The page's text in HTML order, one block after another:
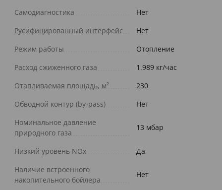
Самодиагностика
Нет
Русифицированный интерфейс
Нет
Режим работы
Отопление
Расход сжиженного газа
1.989 кг/час
Отапливаемая площадь, м²
230
Обводной контур (by-pass)
Нет
Номинальное давление
природного газа
13 мбар
Низкий уровень NOx
Да
Наличие встроенного
накопительного бойлера
Нет